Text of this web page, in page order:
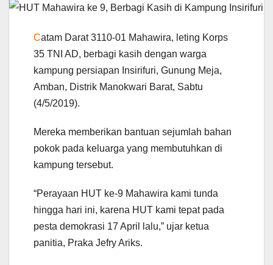
Catam Darat 3110-01 Mahawira, leting Korps
35 TNI AD, berbagi kasih dengan warga
kampung persiapan Insirifuri, Gunung Meja,
Amban, Distrik Manokwari Barat, Sabtu
(4/5/2019).
Mereka memberikan bantuan sejumlah bahan
pokok pada keluarga yang membutuhkan di
kampung tersebut.
“Perayaan HUT ke-9 Mahawira kami tunda
hingga hari ini, karena HUT kami tepat pada
pesta demokrasi 17 April lalu,” ujar ketua
panitia, Praka Jefry Ariks.